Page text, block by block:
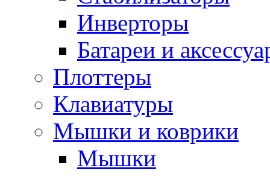
Инверторы
Батареи и
Плоттеры
Клавиатуры
Мышки и коврики
Мышки